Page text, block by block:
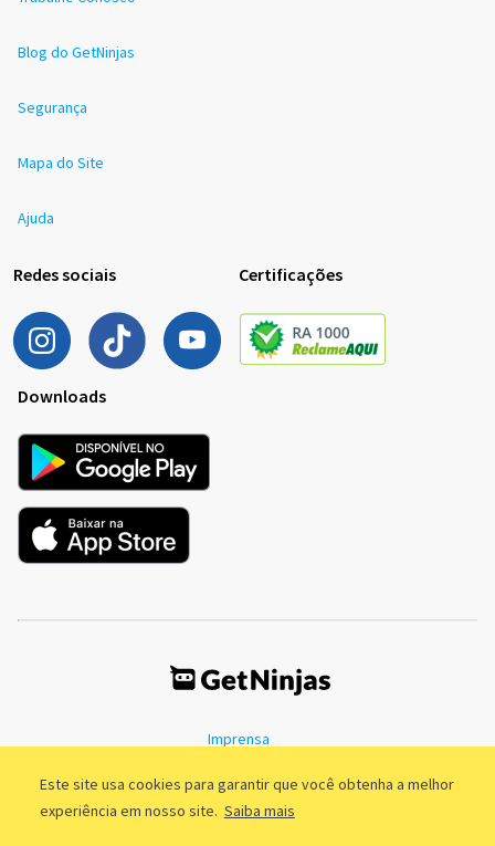
Este site usa cookies para garantir que você obtenha a melhor
experiência em nosso site. Saiba mais
Blog do GetNinjas
Segurança
Mapa do Site
Ajuda
Redes sociais Certificações
Downloads
Imprensa
Política de Privacidade